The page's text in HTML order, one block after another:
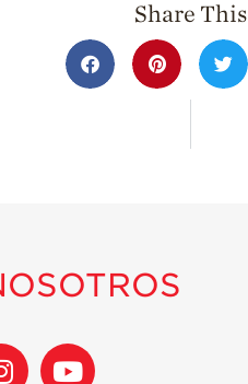
Share This